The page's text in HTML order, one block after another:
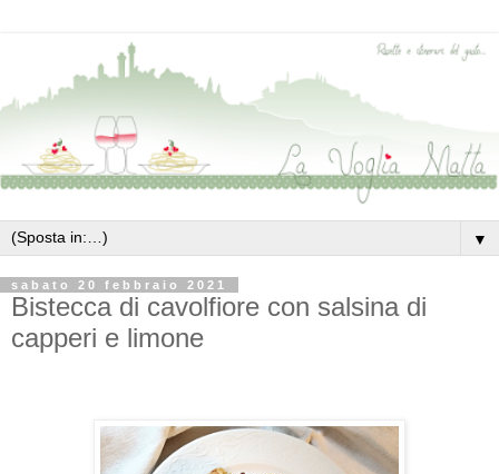
▼
sabato 20 febbraio 2021
Bistecca di cavolfiore con salsina di
capperi e limone